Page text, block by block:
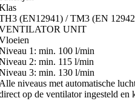
(EN12941) / TM3 (EN
UNIT
1: min. 100 l/min
2: min. 115 l/min
3: min. 130 l/min
niveaus met automatische
op de ventilator ingesteld en